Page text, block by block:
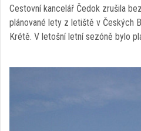
Cestovní kancelář Čedok zrušila
plánované lety z letiště v Českých
Krétě. V letošní letní sezóně bylo